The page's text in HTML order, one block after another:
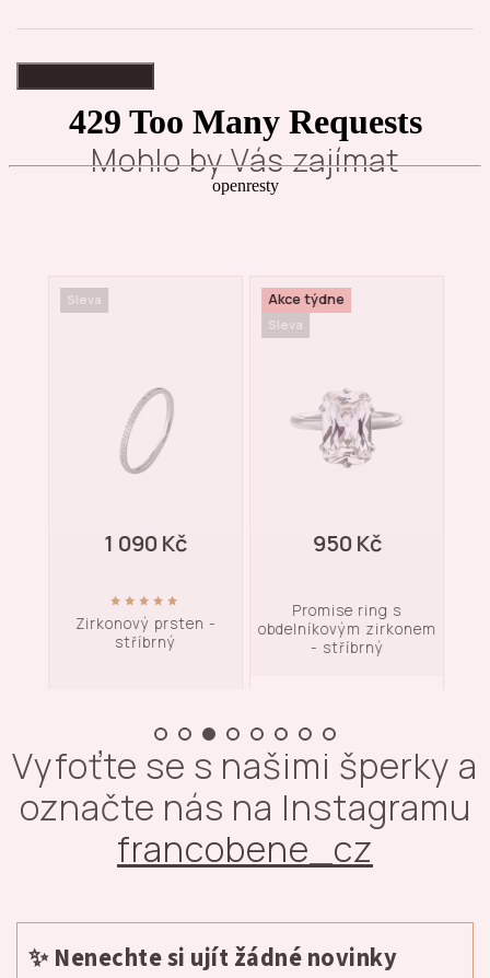
Mohlo by Vás zajímat
Sleva
Zirkonový prsten -
stříbrný
1 090 Kč
Akce týdne
Sleva
Promise ring s
obdelníkovým zirkonem
- stříbrný
950 Kč
Vyfoťte se s našimi šperky a
označte nás na Instagramu
francobene_cz
✨ Nenechte si ujít žádné novinky